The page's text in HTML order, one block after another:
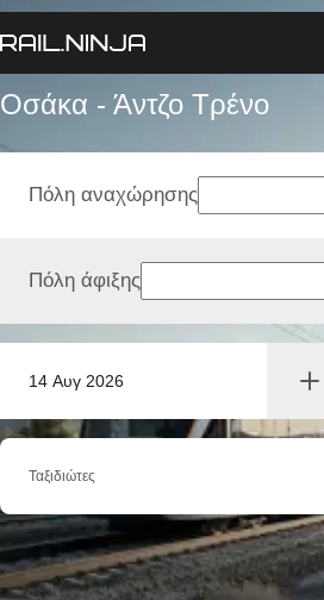
Οσάκα - Άντζο Tρένο
14 Αυγ 2026
Πόλη αναχώρησης
Πόλη άφιξης
Ταξιδιώτες